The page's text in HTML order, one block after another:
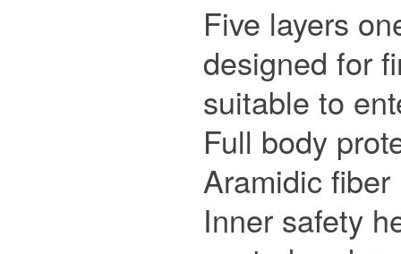
Five layers
designed for
suitable to
Full body
Aramidic fiber
Inner safety